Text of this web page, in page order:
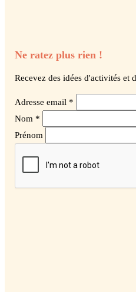
Ne ratez plus rien !
Recevez des idées d'activités et
Adresse email *
Nom *
Prénom